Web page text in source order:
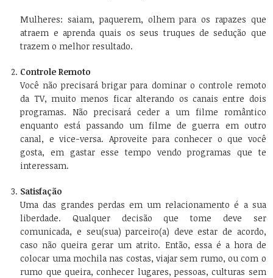
Mulheres: saiam, paquerem, olhem para os rapazes que
atraem e aprenda quais os seus truques de sedução que
trazem o melhor resultado.
Controle Remoto
Você não precisará brigar para dominar o controle remoto
da TV, muito menos ficar alterando os canais entre dois
programas. Não precisará ceder a um filme romântico
enquanto está passando um filme de guerra em outro
canal, e vice-versa. Aproveite para conhecer o que você
gosta, em gastar esse tempo vendo programas que te
interessam.
Satisfação
Uma das grandes perdas em um relacionamento é a sua
liberdade. Qualquer decisão que tome deve ser
comunicada, e seu(sua) parceiro(a) deve estar de acordo,
caso não queira gerar um atrito. Então, essa é a hora de
colocar uma mochila nas costas, viajar sem rumo, ou com o
rumo que queira, conhecer lugares, pessoas, culturas sem